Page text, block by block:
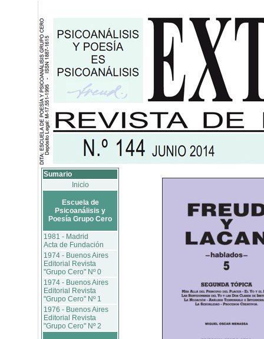
Sumario
Inicio
Escuela de
Psicoanálisis y
Poesía Grupo Cero
1981 - Madrid
Acta de Fundación
1974 - Buenos Aires
Editorial Revista
"Grupo Cero" Nº 0
1974 - Buenos Aires
Editorial Revista
"Grupo Cero" Nº 1
1976 - Buenos Aires
Editorial Revista
"Grupo Cero" Nº 2